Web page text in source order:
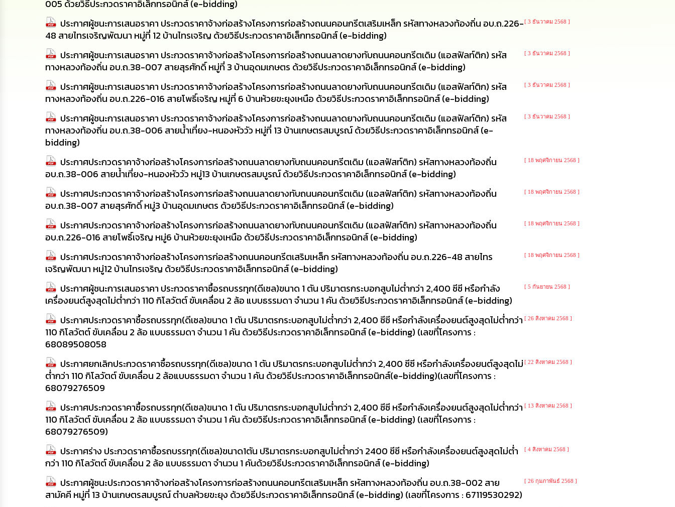
005 ด้วยวิธีประกวดราคาอิเล็กทรอนิกส์ (e-bidding)
ประกาศผู้ชนะการเสนอราคา ประกวดราคาจ้างก่อสร้างโครงการก่อสร้างถนนคอนกรีตเสริมเหล็ก รหัสทางหลวงท้องถิ่น อบ.ถ.226-
48 สายไทรเจริญพัฒนา หมู่ที่ 12 บ้านไทรเจริญ ด้วยวิธีประกวดราคาอิเล็กทรอนิกส์ (e-bidding)
[ 3 ธันวาคม 2568 ]
ประกาศผู้ชนะการเสนอราคา ประกวดราคาจ้างก่อสร้างโครงการก่อสร้างถนนลาดยางทับถนนคอนกรีตเดิม (แอสฟัลท์ติก) รหัส
ทางหลวงท้องถิ่น อบ.ถ.38-007 สายสุรศักดิ์ หมู่ที่ 3 บ้านอุดมเกษตร ด้วยวิธีประกวดราคาอิเล็กทรอนิกส์ (e-bidding)
[ 3 ธันวาคม 2568 ]
ประกาศผู้ชนะการเสนอราคา ประกวดราคาจ้างก่อสร้างโครงการก่อสร้างถนนลาดยางทับถนนคอนกรีตเดิม (แอสฟัลท์ติก) รหัส
ทางหลวงท้องถิ่น อบ.ถ.226-016 สายโพธิ์เจริญ หมู่ที่ 6 บ้านห้วยขะยุงเหนือ ด้วยวิธีประกวดราคาอิเล็กทรอนิกส์ (e-bidding)
[ 3 ธันวาคม 2568 ]
ประกาศผู้ชนะการเสนอราคา ประกวดราคาจ้างก่อสร้างโครงการก่อสร้างถนนลาดยางทับถนนคอนกรีตเดิม (แอสฟัลท์ติก) รหัส
ทางหลวงท้องถิ่น อบ.ถ.38-006 สายน้ำเที่ยง-หนองหัววัว หมู่ที่ 13 บ้านเกษตรสมบูรณ์ ด้วยวิธีประกวดราคาอิเล็กทรอนิกส์ (e-
bidding)
[ 3 ธันวาคม 2568 ]
ประกาศประกวดราคาจ้างก่อสร้างโครงการก่อสร้างถนนลาดยางทับถนนคอนกรีตเดิม (แอสฟัสท์ติก) รหัสทางหลวงท้องถิ่น
อบ.ถ.38-006 สายน้ำเที่ยง-หนองหัววัว หมู่13 บ้านเกษตรสมบูรณ์ ด้วยวิธีประกวดราคาอิเล็กทรอนิกส์ (e-bidding)
[ 18 พฤศจิกายน 2568 ]
ประกาศประกวดราคาจ้างก่อสร้างโครงการก่อสร้างถนนลาดยางทับถนนคอนกรีตเดิม (แอสฟัสท์ติก) รหัสทางหลวงท้องถิ่น
อบ.ถ.38-007 สายสุรศักดิ์ หมู่3 บ้านอุดมเกษตร ด้วยวิธีประกวดราคาอิเล็กทรอนิกส์ (e-bidding)
[ 18 พฤศจิกายน 2568 ]
ประกาศประกวดราคาจ้างก่อสร้างโครงการก่อสร้างถนนลาดยางทับถนนคอนกรีตเดิม (แอสฟัสท์ติก) รหัสทางหลวงท้องถิ่น
อบ.ถ.226-016 สายโพธิ์เจริญ หมู่6 บ้านห้วยขะยุงเหนือ ด้วยวิธีประกวดราคาอิเล็กทรอนิกส์ (e-bidding)
[ 18 พฤศจิกายน 2568 ]
ประกาศประกวดราคาจ้างก่อสร้างโครงการก่อสร้างถนนคอนกรีตเสริมเหล็ก รหัสทางหลวงท้องถิ่น อบ.ถ.226-48 สายไทร
เจริญพัฒนา หมู่12 บ้านไทรเจริญ ด้วยวิธีประกวดราคาอิเล็กทรอนิกส์ (e-bidding)
[ 18 พฤศจิกายน 2568 ]
ประกาศผู้ชนะการเสนอราคา ประกวดราคาซื้อรถบรรทุก(ดีเซล)ขนาด 1 ตัน ปริมาตรกระบอกสูบไม่ต่ำกว่า 2,400 ซีซี หรือกำลัง
เครื่องยนต์สูงสุดไม่ต่ำกว่า 110 กิโลวัตต์ ขับเคลื่อน 2 ล้อ แบบธรรมดา จำนวน 1 คัน ด้วยวิธีประกวดราคาอิเล็กทรอนิกส์ (e-bidding)
[ 5 กันยายน 2568 ]
ประกาศประกวดราคาซื้อรถบรรทุก(ดีเซล)ขนาด 1 ตัน ปริมาตรกระบอกสูบไม่ต่ำกว่า 2,400 ซีซี หรือกำลังเครื่องยนต์สูงสุดไม่ต่ำกว่า
110 กิโลวัตต์ ขับเคลื่อน 2 ล้อ แบบธรรมดา จำนวน 1 คัน ด้วยวิธีประกวดราคาอิเล็กทรอนิกส์ (e-bidding) (เลขที่โครงการ :
68089508058
[ 26 สิงหาคม 2568 ]
ประกาศยกเลิกประกวดราคาซื้อรถบรรทุก(ดีเซล)ขนาด 1 ตัน ปริมาตรกระบอกสูบไม่ต่ำกว่า 2,400 ซีซี หรือกำลังเครื่องยนต์สูงสุดไม่
ต่ำกว่า 110 กิโลวัตต์ ขับเคลื่อน 2 ล้อแบบธรรมดา จำนวน 1 คัน ด้วยวิธีประกวดราคาอิเล็กทรอนิกส์(e-bidding)(เลขที่โครงการ :
68079276509
[ 22 สิงหาคม 2568 ]
ประกาศประกวดราคาซื้อรถบรรทุก(ดีเซล)ขนาด 1 ตัน ปริมาตรกระบอกสูบไม่ต่ำกว่า 2,400 ซีซี หรือกำลังเครื่องยนต์สูงสุดไม่ต่ำกว่า
110 กิโลวัตต์ ขับเคลื่อน 2 ล้อ แบบธรรมดา จำนวน 1 คัน ด้วยวิธีประกวดราคาอิเล็กทรอนิกส์ (e-bidding) (เลขที่โครงการ :
68079276509)
[ 13 สิงหาคม 2568 ]
ประกาศร่าง ประกวดราคาซื้อรถบรรทุก(ดีเซล)ขนาด1ตัน ปริมาตรกระบอกสูบไม่ต่ำกว่า 2400 ซีซี หรือกำลังเครื่องยนต์สูงสุดไม่ต่ำ
กว่า 110 กิโลวัตต์ ขับเคลื่อน 2 ล้อ แบบธรรมดา จำนวน 1 คันด้วยวิธีประกวดราคาอิเล็กทรอนิกส์ (e-bidding)
[ 4 สิงหาคม 2568 ]
ประกาศผู้ชนะประกวดราคาจ้างก่อสร้างโครงการก่อสร้างถนนคอนกรีตเสริมเหล็ก รหัสทางหลวงท้องถิ่น อบ.ถ.38-002 สาย
สามัคคี หมู่ที่ 13 บ้านเกษตรสมบูรณ์ ตำบลห้วยขะยุง ด้วยวิธีประกวดราคาอิเล็กทรอนิกส์ (e-bidding) (เลขที่โครงการ : 67119530292)
[ 26 กุมภาพันธ์ 2568 ]